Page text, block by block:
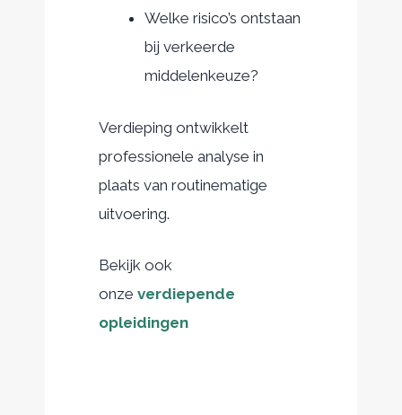
Welke risico’s ontstaan
bij verkeerde
middelenkeuze?
Verdieping ontwikkelt
professionele analyse in
plaats van routinematige
uitvoering.
Bekijk ook
onze verdiepende
opleidingen